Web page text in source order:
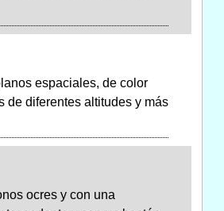
espaciales, de color
de diferentes altitudes y más
ocres y con una